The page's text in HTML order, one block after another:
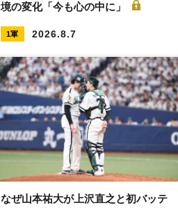
境の変化「今も心の中に」
1軍 2026.8.7
なぜ山本祐大が上沢直之と初バッテ